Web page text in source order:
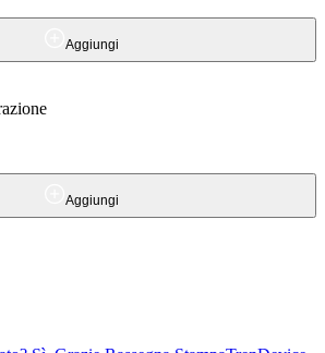
Aggiungi
Aggiungi